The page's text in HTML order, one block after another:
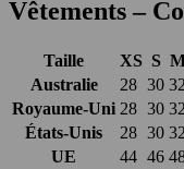
Vêtements –
Taille XS S
Australie
28 30 32
Royaume-Uni 28 30 32
États-Unis
28 30 32
UE
44 46